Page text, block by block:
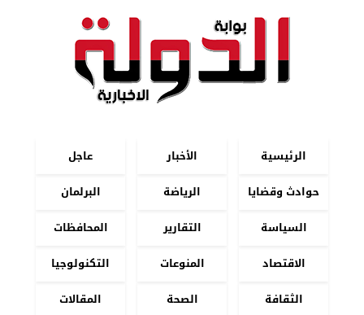
الرئيسية الأخبار
عاجل
حوادث وقضايا
الرياضة
البرلمان
السياسة
التقارير
المحافظات
الاقتصاد
المنوعات
التكنولوجيا
الثقافة
الصحة المقالات